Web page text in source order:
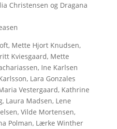
Christensen og Dragana
Mette Hjort Knudsen,
Kviesgaard, Mette
Ine Karlsen
Lara Gonzales
Vestergaard, Kathrine
Laura Madsen, Lene
Vilde Mortensen,
Polman, Lærke Winther